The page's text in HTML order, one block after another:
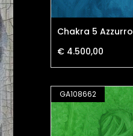
Chakra 5 Azzurro
€ 4.500,00
GA108662